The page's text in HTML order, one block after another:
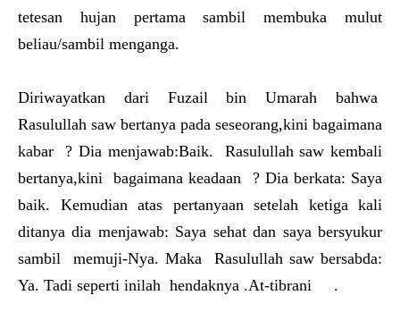
tetesan hujan pertama sambil membuka mulut
beliau/sambil menganga.
Diriwayatkan dari Fuzail bin Umarah bahwa
Rasulullah saw bertanya pada seseorang,kini bagaimana
kabar ? Dia menjawab:Baik. Rasulullah saw kembali
bertanya,kini bagaimana keadaan ? Dia berkata: Saya
baik. Kemudian atas pertanyaan setelah ketiga kali
ditanya dia menjawab: Saya sehat dan saya bersyukur
sambil memuji-Nya. Maka Rasulullah saw bersabda:
Ya. Tadi seperti inilah hendaknya .At-tibrani .